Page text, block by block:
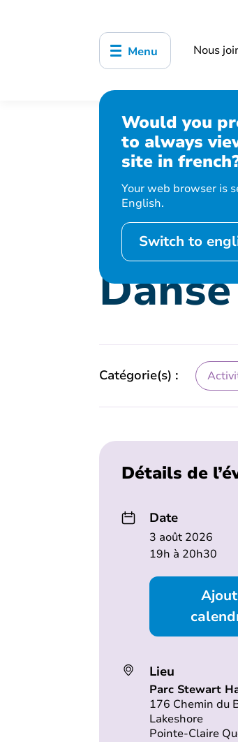
Menu Nous
Would you
to always
site in
Your web browser is
English.
Switch to
Accueil
Danse en ligne moderne
Catégorie(s) :
Détails de
Date
3 août 2026
19h à 20h30
Lieu
Parc Stewart
176 Chemin du
Lakeshore
Pointe-Claire